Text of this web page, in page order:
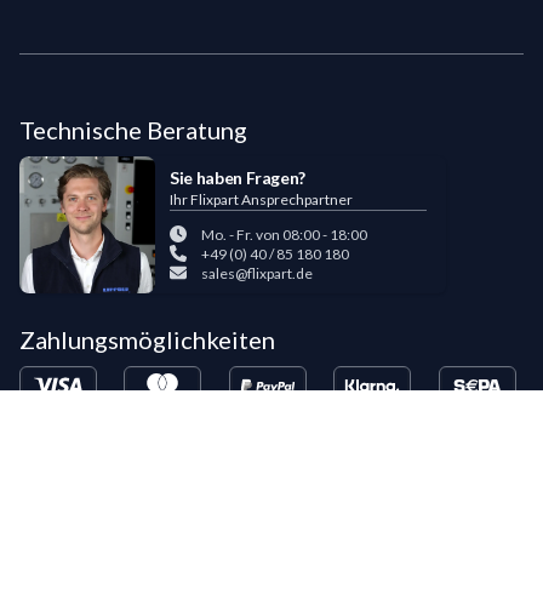
Technische Beratung
Sie haben Fragen?
Ihr Flixpart Ansprechpartner
Mo. - Fr. von 08:00 - 18:00
+49 (0) 40 / 85 180 180
sales@flixpart.de
Zahlungsmöglichkeiten